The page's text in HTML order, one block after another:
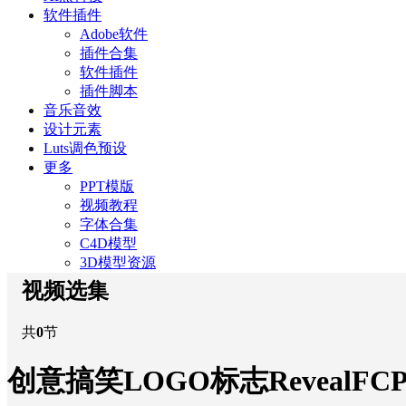
软件插件
Adobe软件
插件合集
软件插件
插件脚本
音乐音效
设计元素
Luts调色预设
更多
PPT模版
视频教程
字体合集
C4D模型
3D模型资源
视频选集
共0节
创意搞笑LOGO标志